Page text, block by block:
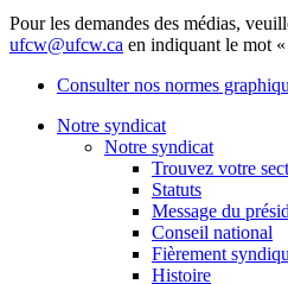
Pour les demandes des médias,
ufcw@ufcw.ca en indiquant le mot «
Consulter nos normes
Notre syndicat
Notre syndicat
Trouvez votre
Statuts
Message du
Conseil national
Fièrement
Histoire